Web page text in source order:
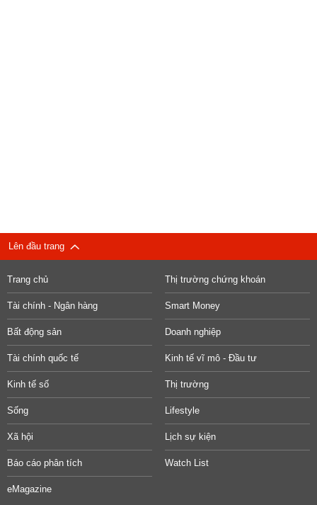
Lên đầu trang
Trang chủ Thị trường chứng khoán
Tài chính - Ngân hàng Smart Money
Bất động sản Doanh nghiệp
Tài chính quốc tế Kinh tế vĩ mô - Đầu tư
Kinh tế số Thị trường
Sống Lifestyle
Xã hội Lịch sự kiện
Báo cáo phân tích Watch List
eMagazine